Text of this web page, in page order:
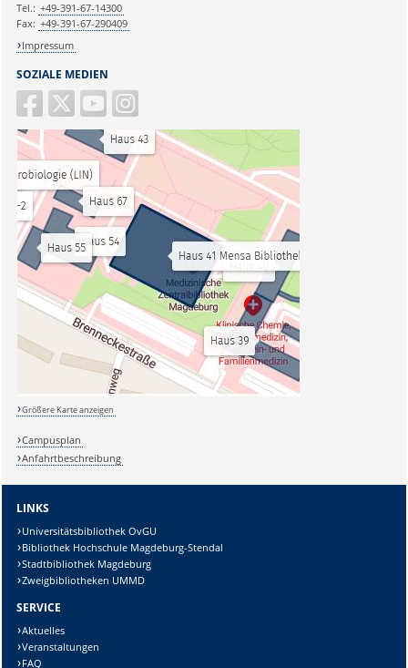
SOZIALE MEDIEN
Tel.: +49-391-67-14300
Fax: +49-391-67-290409
Impressum
Größere Karte anzeigen
Campusplan
Anfahrtbeschreibung
LINKS
Universitätsbibliothek OvGU
Bibliothek Hochschule Magdeburg-Stendal
Stadtbibliothek Magdeburg
Zweigbibliotheken UMMD
SERVICE
Aktuelles
Veranstaltungen
FAQ